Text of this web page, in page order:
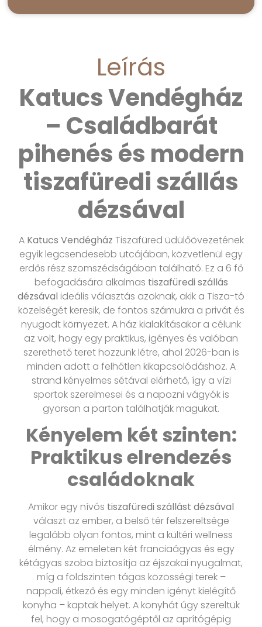
Leírás
Katucs Vendégház
– Családbarát
pihenés és modern
tiszafüredi szállás
dézsával
A Katucs Vendégház Tiszafüred üdülőövezetének
egyik legcsendesebb utcájában, közvetlenül egy
erdős rész szomszédságában található. Ez a 6 fő
befogadására alkalmas tiszafüredi szállás
dézsával ideális választás azoknak, akik a Tisza-tó
közelségét keresik, de fontos számukra a privát és
nyugodt környezet. A ház kialakításakor a célunk
az volt, hogy egy praktikus, igényes és valóban
szerethető teret hozzunk létre, ahol 2026-ban is
minden adott a felhőtlen kikapcsolódáshoz. A
strand kényelmes sétával elérhető, így a vízi
sportok szerelmesei és a napozni vágyók is
gyorsan a parton találhatják magukat.
Kényelem két szinten:
Praktikus elrendezés
családoknak
Amikor egy nívós tiszafüredi szállást dézsával
választ az ember, a belső tér felszereltsége
legalább olyan fontos, mint a kültéri wellness
élmény. Az emeleten két franciaágyas és egy
kétágyas szoba biztosítja az éjszakai nyugalmat,
míg a földszinten tágas közösségi terek –
nappali, étkező és egy minden igényt kielégítő
konyha – kaptak helyet. A konyhát úgy szereltük
fel, hogy a mosogatógéptől az aprítógépig